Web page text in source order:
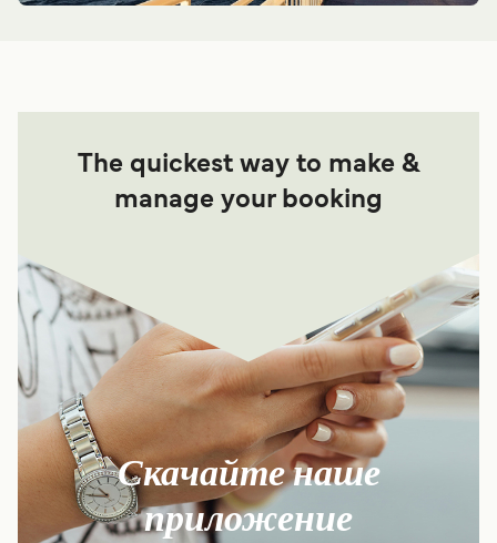
The quickest way to make &
manage your booking
Скачайте наше
приложение